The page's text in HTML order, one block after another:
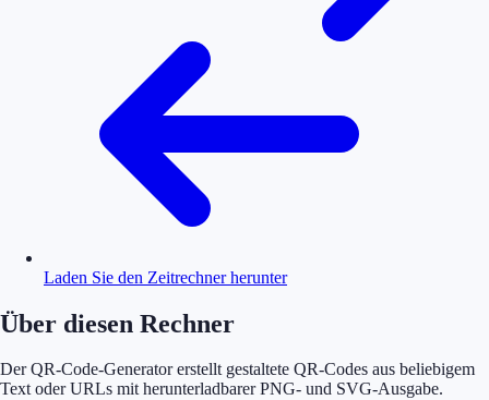
Laden Sie den Zeitrechner herunter
Über diesen Rechner
Der QR-Code-Generator erstellt gestaltete QR-Codes aus beliebigem
Text oder URLs mit herunterladbarer PNG- und SVG-Ausgabe.